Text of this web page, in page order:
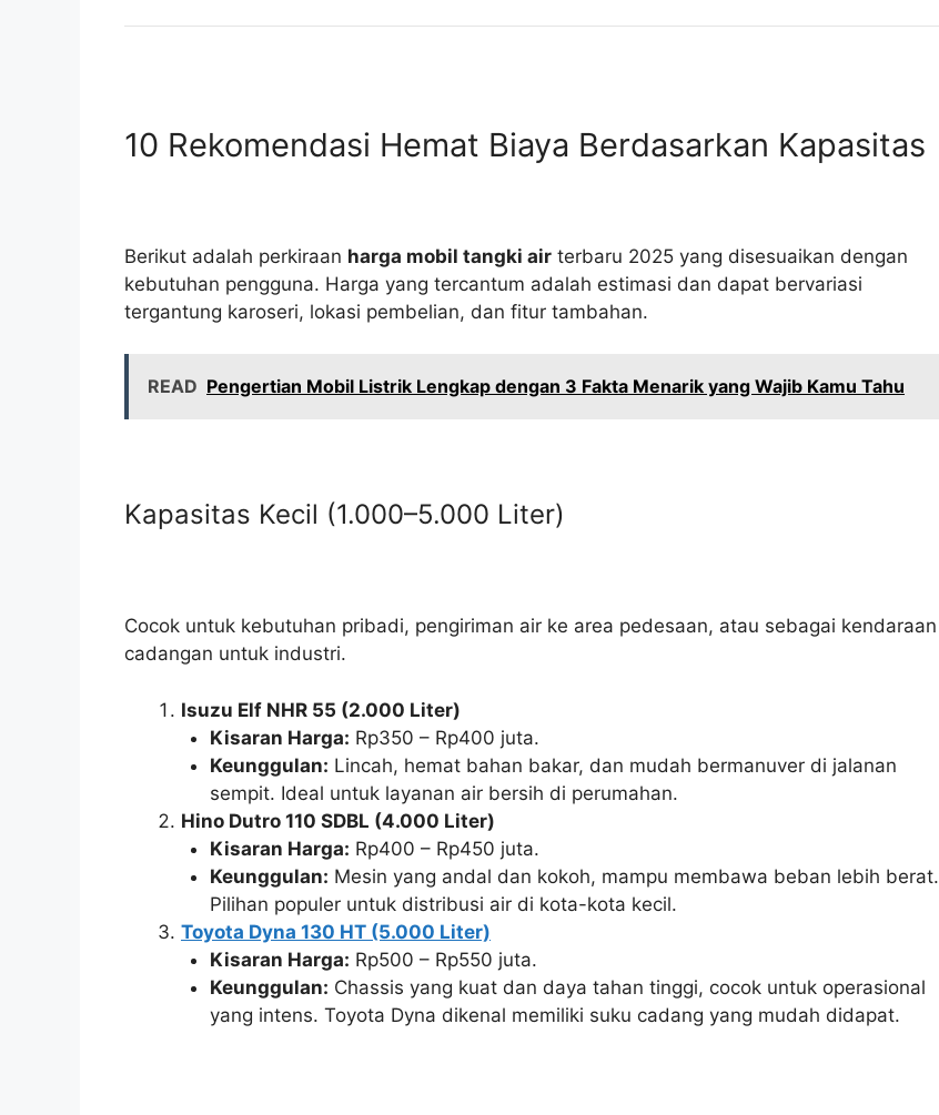
10 Rekomendasi Hemat Biaya Berdasarkan Kapasitas
Berikut adalah perkiraan harga mobil tangki air terbaru 2025 yang disesuaikan dengan
kebutuhan pengguna. Harga yang tercantum adalah estimasi dan dapat bervariasi
tergantung karoseri, lokasi pembelian, dan fitur tambahan.
READ Pengertian Mobil Listrik Lengkap dengan 3 Fakta Menarik yang Wajib Kamu Tahu
Kapasitas Kecil (1.000–5.000 Liter)
Cocok untuk kebutuhan pribadi, pengiriman air ke area pedesaan, atau sebagai kendaraan
cadangan untuk industri.
Isuzu Elf NHR 55 (2.000 Liter)
Kisaran Harga: Rp350 – Rp400 juta.
Keunggulan: Lincah, hemat bahan bakar, dan mudah bermanuver di jalanan
sempit. Ideal untuk layanan air bersih di perumahan.
Hino Dutro 110 SDBL (4.000 Liter)
Kisaran Harga: Rp400 – Rp450 juta.
Keunggulan: Mesin yang andal dan kokoh, mampu membawa beban lebih berat.
Pilihan populer untuk distribusi air di kota-kota kecil.
Toyota Dyna 130 HT (5.000 Liter)
Kisaran Harga: Rp500 – Rp550 juta.
Keunggulan: Chassis yang kuat dan daya tahan tinggi, cocok untuk operasional
yang intens. Toyota Dyna dikenal memiliki suku cadang yang mudah didapat.